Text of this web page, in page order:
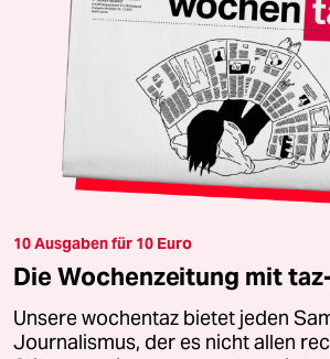
10 Ausgaben für 10 Euro
Die Wochenzeitung mit
Unsere wochentaz bietet jeden
Journalismus, der es nicht allen